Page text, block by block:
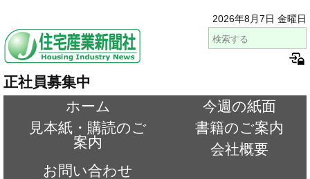
2026年8月7日 金曜日
正社員募集中
ホーム
今週の紙面
見本紙・購読のご
案内
書籍のご案内
会社概要
お問い合わせ